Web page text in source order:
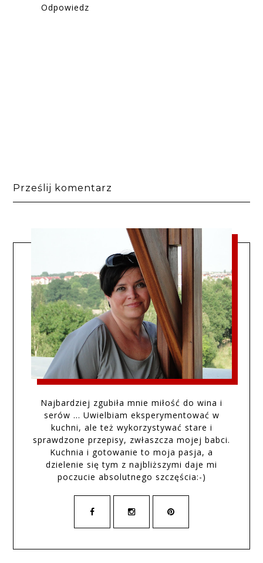
Odpowiedz
Prześlij komentarz
Najbardziej zgubiła mnie miłość do wina i
serów … Uwielbiam eksperymentować w
kuchni, ale też wykorzystywać stare i
sprawdzone przepisy, zwłaszcza mojej babci.
Kuchnia i gotowanie to moja pasja, a
dzielenie się tym z najbliższymi daje mi
poczucie absolutnego szczęścia:-)